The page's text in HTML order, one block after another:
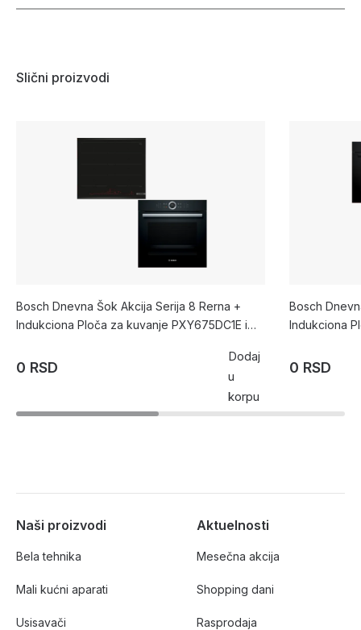
Slični proizvodi
Bosch Dnevna Šok Akcija Serija 8 Rerna +
Indukciona Ploča za kuvanje PXY675DC1E i
0 RSD
Dodaj
u
korpu
Bosch
Indukciona
0 RSD
Naši proizvodi
Bela tehnika
Mali kućni aparati
Usisavači
Aktuelnosti
Mesečna akcija
Shopping dani
Rasprodaja